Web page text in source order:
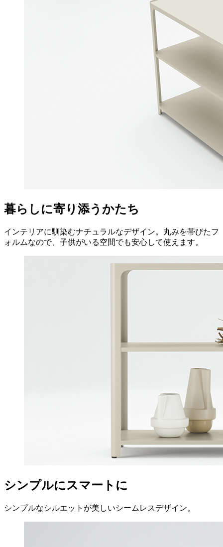
暮らしに寄り添うかたち
インテリアに馴染むナチュラルなデザイン。丸みを帯びたフ
ォルムなので、子供がいる空間でも安心して使えます。
シンプルにスマートに
シンプルなシルエットが美しいシームレスデザイン。